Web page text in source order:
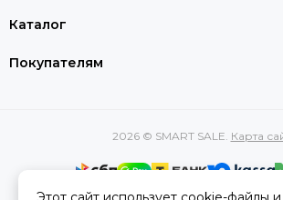
Каталог
Покупателям
2026 © SMART SALE. Карта